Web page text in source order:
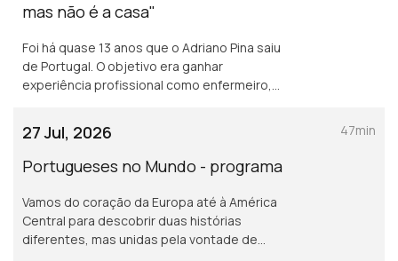
mas não é a casa"
Foi há quase 13 anos que o Adriano Pina saiu
de Portugal. O objetivo era ganhar
experiência profissional como enfermeiro,
mundo.
27 Jul, 2026
Portugueses no Mundo - programa
Vamos do coração da Europa até à América
Central para descobrir duas histórias
diferentes, mas unidas pela vontade de
47min